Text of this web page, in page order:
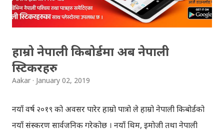
भन्ने कुरा मनन गर्न जरुरी छ । मोबाइलमा मात्रै इन्टरनेट चलाउने
अधिकांश प्रयोगकर्ताका लागि अहिले फेसबुक र भाइबर भनेकै इन्टरनेट
हाम्रो नेपाली किबोर्डमा अब नेपाली
स्टिकरहरु
Aakar January 02, 2019
नयाँ वर्ष २०१९ को अवसर पारेर हाम्रो पात्रो ले हाम्रो नेपाली किबोर्डको
नयाँ संस्करण सार्वजनिक गरेकोछ । नयाँ थिम, इमोजी तथा नेपाली